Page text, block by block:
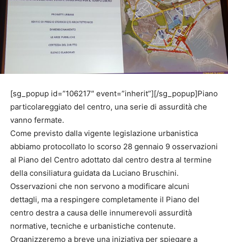
[sg_popup id=”106217″ event=”inherit”][/sg_popup]Piano
particolareggiato del centro, una serie di assurdità che
vanno fermate.
Come previsto dalla vigente legislazione urbanistica
abbiamo protocollato lo scorso 28 gennaio 9 osservazioni
al Piano del Centro adottato dal centro destra al termine
della consiliatura guidata da Luciano Bruschini.
Osservazioni che non servono a modificare alcuni
dettagli, ma a respingere completamente il Piano del
centro destra a causa delle innumerevoli assurdità
normative, tecniche e urbanistiche contenute.
Organizzeremo a breve una iniziativa per spiegare a